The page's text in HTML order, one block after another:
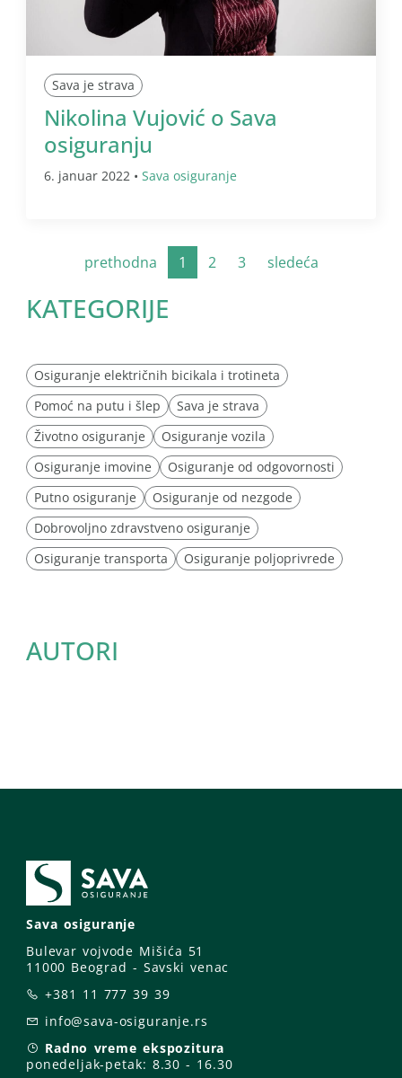
Sava je strava
Nikolina Vujović o Sava
osiguranju
6. januar 2022 • Sava osiguranje
prethodna 1 2 3 sledeća
KATEGORIJE
Osiguranje električnih bicikala i trotineta
Pomoć na putu i šlep
Sava je strava
Životno osiguranje
Osiguranje vozila
Osiguranje imovine
Osiguranje od odgovornosti
Putno osiguranje
Osiguranje od nezgode
Dobrovoljno zdravstveno osiguranje
Osiguranje transporta
Osiguranje poljoprivrede
AUTORI
Sava osiguranje
Bulevar vojvode Mišića 51
11000 Beograd - Savski venac
+381 11 777 39 39
info@sava-osiguranje.rs
Radno vreme ekspozitura
ponedeljak-petak: 8.30 - 16.30